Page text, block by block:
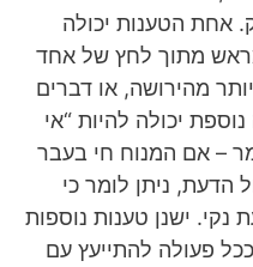
אחת הטענות יכולה
מתוך לחץ של אחד
מהירושה, או דברים
יכולה להיות “אי
– אם המנוח חי בעבר
ניתן לומר כי
ישנן טענות נוספות
פעולה להתייעץ עם